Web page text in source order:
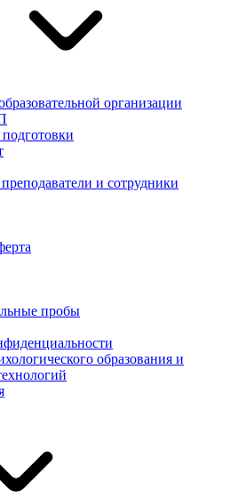
организации
и сотрудники
пробы
образования и